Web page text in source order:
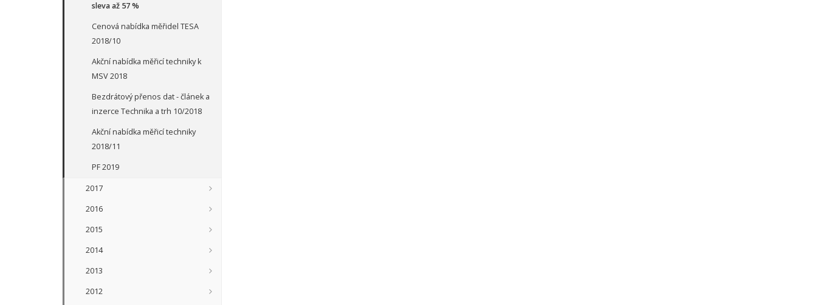
sleva až 57 %
Cenová nabídka měřidel TESA
2018/10
Akční nabídka měřicí techniky k
MSV 2018
Bezdrátový přenos dat - článek a
inzerce Technika a trh 10/2018
Akční nabídka měřicí techniky
2018/11
PF 2019
2017
2016
2015
2014
2013
2012